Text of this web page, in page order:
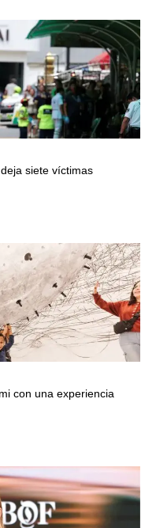
siete víctimas
con una experiencia